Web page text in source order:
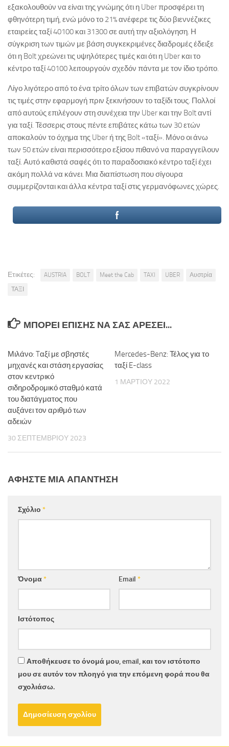
εξακολουθούν να είναι της γνώμης ότι η Uber προσφέρει τη
φθηνότερη τιμή, ενώ μόνο το 21% ανέφερε τις δύο βιεννέζικες
εταιρείες ταξί 40100 και 31300 σε αυτή την αξιολόγηση. Η
σύγκριση των τιμών με βάση συγκεκριμένες διαδρομές έδειξε
ότι η Bolt χρεώνει τις υψηλότερες τιμές και ότι η Uber και το
κέντρο ταξί 40100 λειτουργούν σχεδόν πάντα με τον ίδιο τρόπο.
Λίγο λιγότερο από το ένα τρίτο όλων των επιβατών συγκρίνουν
τις τιμές στην εφαρμογή πριν ξεκινήσουν το ταξίδι τους. Πολλοί
από αυτούς επιλέγουν στη συνέχεια την Uber και την Bolt αντί
για ταξί. Τέσσερις στους πέντε επιβάτες κάτω των 30 ετών
αποκαλούν το όχημα της Uber ή της Bolt «ταξί». Μόνο οι άνω
των 50 ετών είναι περισσότερο εξίσου πιθανό να παραγγείλουν
ταξί. Αυτό καθιστά σαφές ότι το παραδοσιακό κέντρο ταξί έχει
ακόμη πολλά να κάνει. Μια διαπίστωση που σίγουρα
συμμερίζονται και άλλα κέντρα ταξί στις γερμανόφωνες χώρες.
Ετικέτες: AUSTRIA BOLT Meet the Cab TAXI UBER
Αυστρία
ΤΑΞΙ
ΜΠΟΡΕΊ ΕΠΊΣΗΣ ΝΑ ΣΑΣ ΑΡΈΣΕΙ...
Μιλάνο: Tαξί με σβηστές
μηχανές και στάση εργασίας
στον κεντρικό
σιδηροδρομικό σταθμό κατά
του διατάγματος που
αυξάνει τον αριθμό των
αδειών
30 ΣΕΠΤΕΜΒΡΊΟΥ 2023
Mercedes-Benz: Τέλος για το
ταξί E-class
1 ΜΑΡΤΊΟΥ 2022
ΑΦΉΣΤΕ ΜΙΑ ΑΠΆΝΤΗΣΗ
Σχόλιο *
Όνομα* Email *
Ιστότοπος
Αποθήκευσε το όνομά μου, email, και τον ιστότοπο
μου σε αυτόν τον πλοηγό για την επόμενη φορά που θα
σχολιάσω.